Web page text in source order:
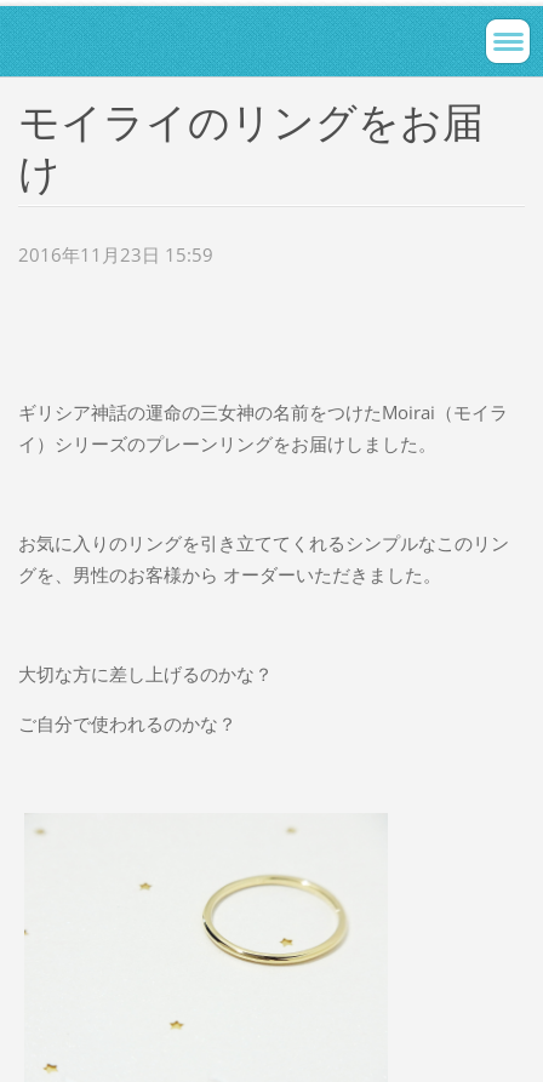
モイライのリングをお届
け
2016年11月23日 15:59
ギリシア神話の運命の三女神の名前をつけたMoirai（モイラ
イ）シリーズのプレーンリングをお届けしました。
お気に入りのリングを引き立ててくれるシンプルなこのリン
グを、男性のお客様から オーダーいただきました。
大切な方に差し上げるのかな？
ご自分で使われるのかな？